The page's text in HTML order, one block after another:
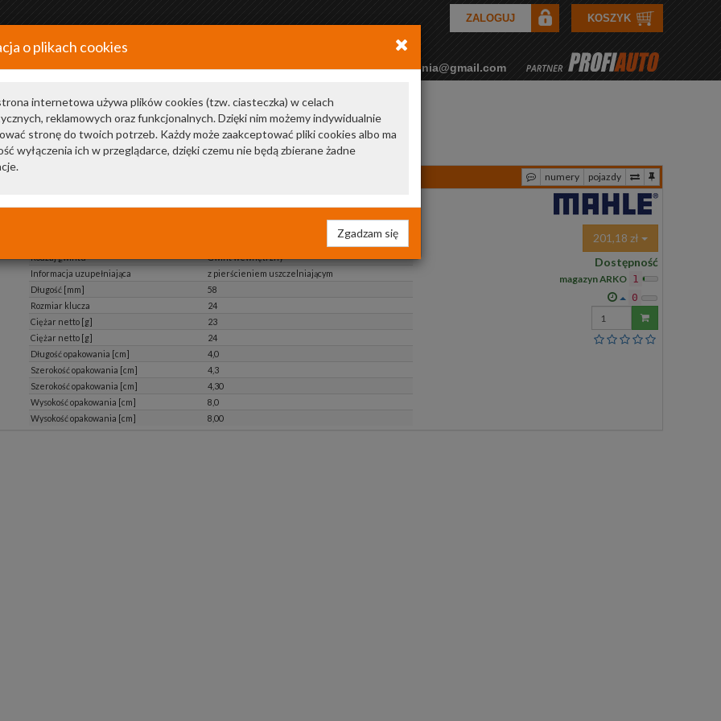
KOSZYK
ZALOGUJ
+48 34 366 20 20 arkozamowienia@gmail.com
o plikach cookies
internetowa używa plików cookies (tzw. ciasteczka) w celach
reklamowych oraz funkcjonalnych. Dzięki nim możemy indywidualnie
stronę do twoich potrzeb. Każdy może zaakceptować pliki cookies albo ma
wyłączenia ich w przeglądarce, dzięki czemu nie będą zbierane żadne
Zgadzam się
numery pojazdy
201,18 zł
Dostępność
magazyn ARKO 1
0
Wprowadź
ilość
Rodzaj gwintu
Gwint wewnętrzny
Informacja uzupełniająca
z pierścieniem uszczelniającym
Długość [mm]
58
Rozmiar klucza
24
Ciężar netto [g]
23
Ciężar netto [g]
24
Długość opakowania [cm]
4,0
Szerokość opakowania [cm]
4,3
Szerokość opakowania [cm]
4,30
Wysokość opakowania [cm]
8,0
Wysokość opakowania [cm]
8,00